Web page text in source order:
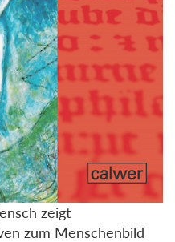
zeigt
zum Menschenbild